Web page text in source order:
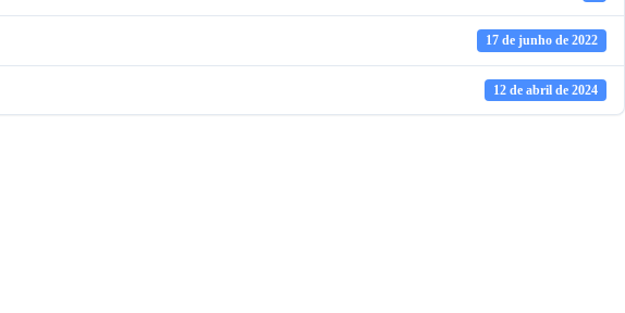
17 de junho de 2022
12 de abril de 2024